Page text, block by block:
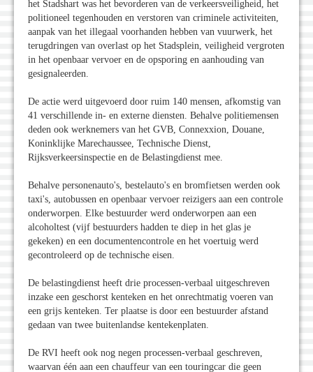
het Stadshart was het bevorderen van de verkeersveiligheid, het
politioneel tegenhouden en verstoren van criminele activiteiten,
aanpak van het illegaal voorhanden hebben van vuurwerk, het
terugdringen van overlast op het Stadsplein, veiligheid vergroten
in het openbaar vervoer en de opsporing en aanhouding van
gesignaleerden.
De actie werd uitgevoerd door ruim 140 mensen, afkomstig van
41 verschillende in- en externe diensten. Behalve politiemensen
deden ook werknemers van het GVB, Connexxion, Douane,
Koninklijke Marechaussee, Technische Dienst,
Rijksverkeersinspectie en de Belastingdienst mee.
Behalve personenauto's, bestelauto's en bromfietsen werden ook
taxi's, autobussen en openbaar vervoer reizigers aan een controle
onderworpen. Elke bestuurder werd onderworpen aan een
alcoholtest (vijf bestuurders hadden te diep in het glas je
gekeken) en een documentencontrole en het voertuig werd
gecontroleerd op de technische eisen.
De belastingdienst heeft drie processen-verbaal uitgeschreven
inzake een geschorst kenteken en het onrechtmatig voeren van
een grijs kenteken. Ter plaatse is door een bestuurder afstand
gedaan van twee buitenlandse kentekenplaten.
De RVI heeft ook nog negen processen-verbaal geschreven,
waarvan één aan een chauffeur van een touringcar die geen